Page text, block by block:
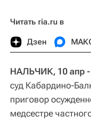
Читать ria.ru в
Дзен
НАЛЬЧИК, 10 апр
суд Кабардино-
приговор
медсестре